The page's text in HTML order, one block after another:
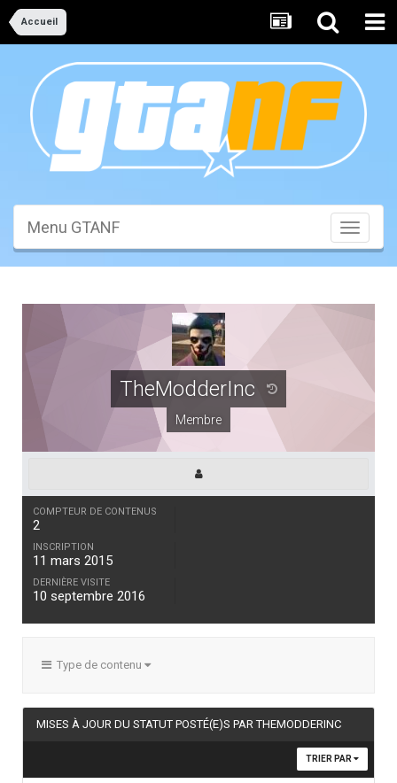
Accueil
Toggle
Menu GTANF
TheModderInc
Membre
COMPTEUR DE CONTENUS
2
INSCRIPTION
11 mars 2015
DERNIÈRE VISITE
10 septembre 2016
Type de contenu
MISES À JOUR DU STATUT POSTÉ(E)S PAR THEMODDERINC
TRIER PAR